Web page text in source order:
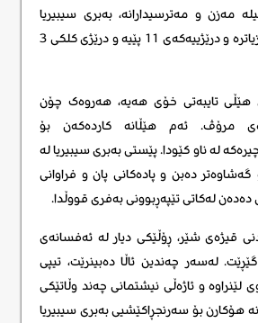
مەزن و مەترسیدارانە، بەبری سیبیریا
کێشی 182 کیلۆ یان زیاترە و درێژییەکەی 11 پێیە و درێژی کلکی 3
تایبەتی خۆی هەیە، هەروەک چۆن
مرۆڤ. ئەم هێڵانە کاردەکەن بۆ
لە ناو کێودا. پێستی بەبری سیبیریا لە
گەشاوەتر دەبن و پادەکانی پان و فراوانی
دەدەن لەکاتی تێپەڕبوونی بەفری قووڵدا.
قیژەی شێر، ڕۆڵێکی دیار لە ئەفسانەی
لەسەر چەندین ئاڵا دەبینرێت، تیپی
و ئاژەڵی نیشتمانی چەند وڵاتێکی
هۆکارن بۆ سەرنجڕاکێشیی بەبری سیبیریا